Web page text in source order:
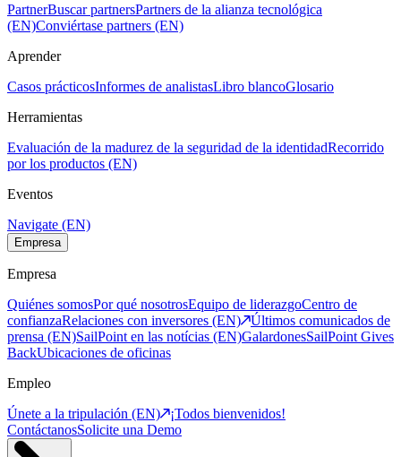
PartnerBuscar partnersPartners de la alianza tecnológica
(EN)Conviértase partners (EN)
Aprender
Casos prácticosInformes de analistasLibro blancoGlosario
Herramientas
Evaluación de la madurez de la seguridad de la identidadRecorrido
por los productos (EN)
Eventos
Navigate (EN)
Empresa
Empresa
Quiénes somosPor qué nosotrosEquipo de liderazgoCentro de
confianzaRelaciones con inversores (EN)
Últimos comunicados de
prensa (EN)SailPoint en las notícias (EN)GalardonesSailPoint Gives
BackUbicaciones de oficinas
Empleo
Únete a la tripulación (EN)
¡Todos bienvenidos!
ContáctanosSolicite una Demo